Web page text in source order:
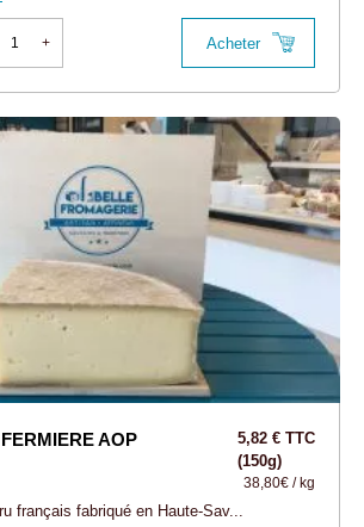
+ Acheter
AOP
5,82 € TTC
(150g)
38,80€ / kg
français fabriqué en Haute-Sav...